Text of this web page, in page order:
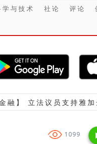
学与技术 社论 评论
支持雅加达特区政府
1099